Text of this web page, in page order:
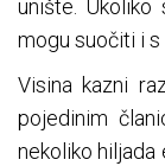
unište.
mogu suočiti i
Visina kazni
pojedinim
nekoliko hiljada